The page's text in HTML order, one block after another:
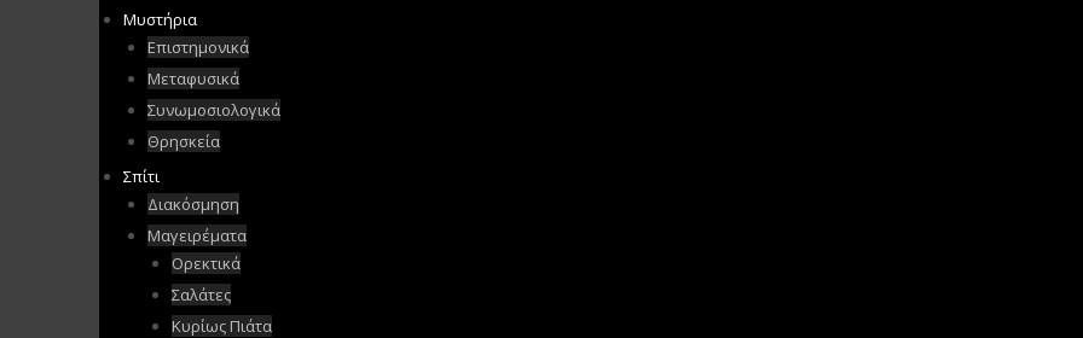
Μυστήρια
Επιστημονικά
Μεταφυσικά
Συνωμοσιολογικά
Θρησκεία
Σπίτι
Διακόσμηση
Μαγειρέματα
Ορεκτικά
Σαλάτες
Κυρίως Πιάτα